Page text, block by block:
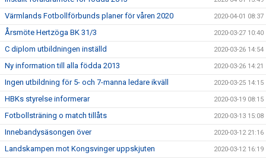
Värmlands Fotbollförbunds planer för våren 2020 2020-04-01 08:37
Årsmöte Hertzöga BK 31/3 2020-03-27 10:40
C diplom utbildningen inställd 2020-03-26 14:54
Ny information till alla födda 2013 2020-03-26 14:21
Ingen utbildning för 5- och 7-manna ledare ikväll 2020-03-25 14:15
HBKs styrelse informerar 2020-03-19 08:15
Fotbollsträning o match tillåts 2020-03-13 15:08
Innebandysäsongen över 2020-03-12 21:16
Landskampen mot Kongsvinger uppskjuten 2020-03-12 16:19